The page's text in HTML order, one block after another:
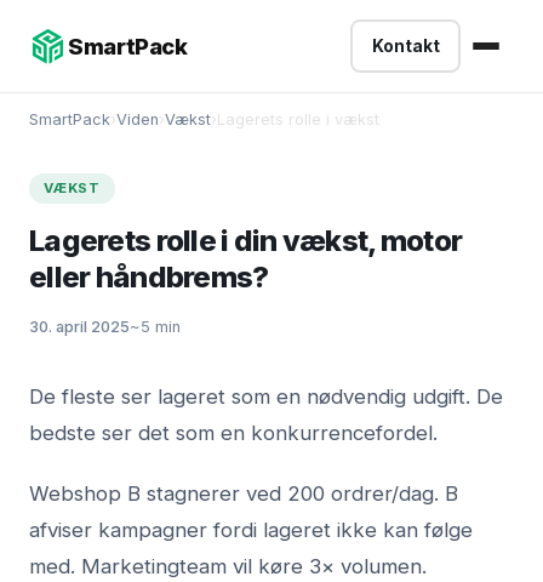
SmartPack Kontakt
SmartPack›Viden›Vækst›Lagerets rolle i vækst
VÆKST
Lagerets rolle i din vækst, motor
eller håndbrems?
30. april 2025~5 min
De fleste ser lageret som en nødvendig udgift. De
bedste ser det som en konkurrencefordel.
Webshop B stagnerer ved 200 ordrer/dag. B
afviser kampagner fordi lageret ikke kan følge
med. Marketingteam vil køre 3× volumen.